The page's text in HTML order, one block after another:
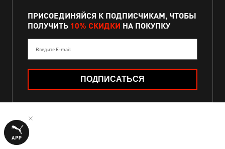
ПРИСОЕДИНЯЙСЯ К ПОДПИСЧИКАМ, ЧТОБЫ
ПОЛУЧИТЬ 10% СКИДКИ НА ПОКУПКУ
Введите E-mail
ПОДПИСАТЬСЯ